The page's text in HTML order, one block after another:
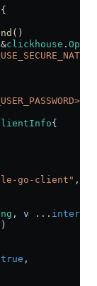
()
&clickhouse .
{
go-client" ,
, v ...
)
true ,